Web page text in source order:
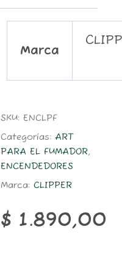
Marca
SKU:ENCLPF
Categorías:ART
PARA EL FUMADOR,
ENCENDEDORES
Marca:CLIPPER
$ 1.890,00